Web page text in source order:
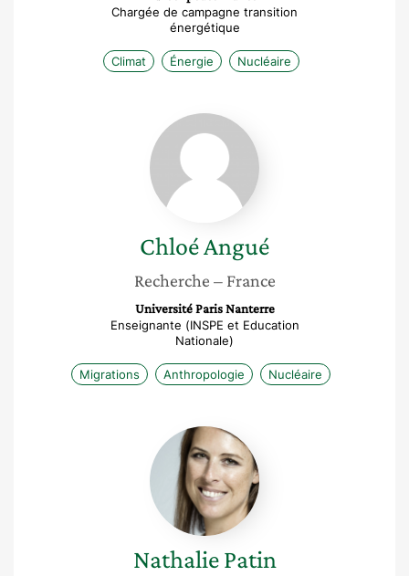
Chargée de campagne transition
énergétique
Climat Énergie Nucléaire
Chloé
Angué
ChloéAngué
Recherche – France
Université Paris Nanterre
Enseignante (INSPE et Education
Nationale)
Migrations Anthropologie Nucléaire
Nathalie
Patin
Nathalie Patin